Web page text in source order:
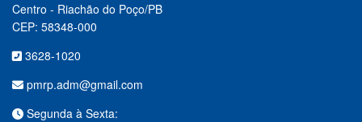
Centro - Riachão do Poço/PB
CEP: 58348-000
3628-1020
pmrp.adm@gmail.com
Segunda à Sexta: